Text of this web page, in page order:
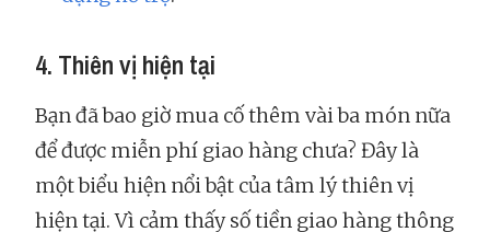
4. Thiên vị hiện tại
Bạn đã bao giờ mua cố thêm vài ba món nữa
để được miễn phí giao hàng chưa? Đây là
một biểu hiện nổi bật của tâm lý thiên vị
hiện tại. Vì cảm thấy số tiền giao hàng thông